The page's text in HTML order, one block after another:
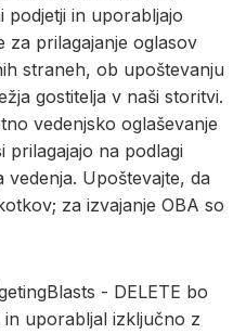
podjetji in uporabljajo
za prilagajanje oglasov
straneh, ob upoštevanju
gostitelja v naši storitvi.
vedenjsko oglaševanje
prilagajajo na podlagi
vedenja. Upoštevajte, da
za izvajanje OBA so
- DELETE bo
uporabljal izključno z